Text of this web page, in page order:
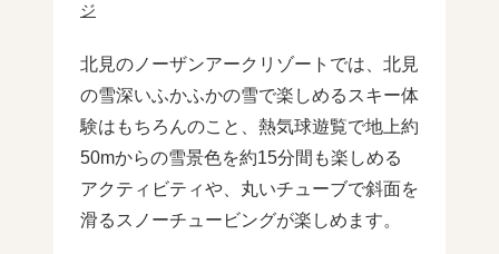
ジ
北見のノーザンアークリゾートでは、北見
の雪深いふかふかの雪で楽しめるスキー体
験はもちろんのこと、熱気球遊覧で地上約
50mからの雪景色を約15分間も楽しめる
アクティビティや、丸いチューブで斜面を
滑るスノーチュービングが楽しめます。